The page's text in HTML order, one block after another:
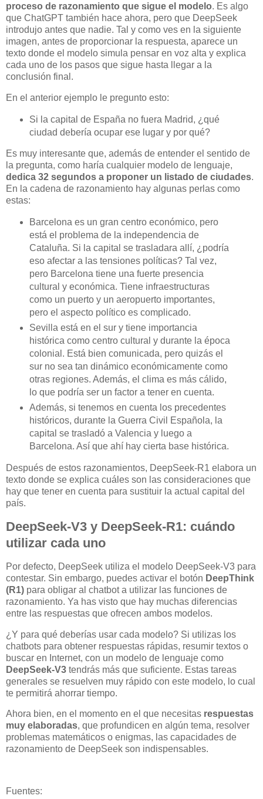
proceso de razonamiento que sigue el modelo. Es algo
que ChatGPT también hace ahora, pero que DeepSeek
introdujo antes que nadie. Tal y como ves en la siguiente
imagen, antes de proporcionar la respuesta, aparece un
texto donde el modelo simula pensar en voz alta y explica
cada uno de los pasos que sigue hasta llegar a la
conclusión final.
En el anterior ejemplo le pregunto esto:
Si la capital de España no fuera Madrid, ¿qué
ciudad debería ocupar ese lugar y por qué?
Es muy interesante que, además de entender el sentido de
la pregunta, como haría cualquier modelo de lenguaje,
dedica 32 segundos a proponer un listado de ciudades.
En la cadena de razonamiento hay algunas perlas como
estas:
Barcelona es un gran centro económico, pero
está el problema de la independencia de
Cataluña. Si la capital se trasladara allí, ¿podría
eso afectar a las tensiones políticas? Tal vez,
pero Barcelona tiene una fuerte presencia
cultural y económica. Tiene infraestructuras
como un puerto y un aeropuerto importantes,
pero el aspecto político es complicado.
Sevilla está en el sur y tiene importancia
histórica como centro cultural y durante la época
colonial. Está bien comunicada, pero quizás el
sur no sea tan dinámico económicamente como
otras regiones. Además, el clima es más cálido,
lo que podría ser un factor a tener en cuenta.
Además, si tenemos en cuenta los precedentes
históricos, durante la Guerra Civil Española, la
capital se trasladó a Valencia y luego a
Barcelona. Así que ahí hay cierta base histórica.
Después de estos razonamientos, DeepSeek-R1 elabora un
texto donde se explica cuáles son las consideraciones que
hay que tener en cuenta para sustituir la actual capital del
país.
DeepSeek-V3 y DeepSeek-R1: cuándo
utilizar cada uno
Por defecto, DeepSeek utiliza el modelo DeepSeek-V3 para
contestar. Sin embargo, puedes activar el botón DeepThink
(R1) para obligar al chatbot a utilizar las funciones de
razonamiento. Ya has visto que hay muchas diferencias
entre las respuestas que ofrecen ambos modelos.
¿Y para qué deberías usar cada modelo? Si utilizas los
chatbots para obtener respuestas rápidas, resumir textos o
buscar en Internet, con un modelo de lenguaje como
DeepSeek-V3 tendrás más que suficiente. Estas tareas
generales se resuelven muy rápido con este modelo, lo cual
te permitirá ahorrar tiempo.
Ahora bien, en el momento en el que necesitas respuestas
muy elaboradas, que profundicen en algún tema, resolver
problemas matemáticos o enigmas, las capacidades de
razonamiento de DeepSeek son indispensables.
Fuentes: